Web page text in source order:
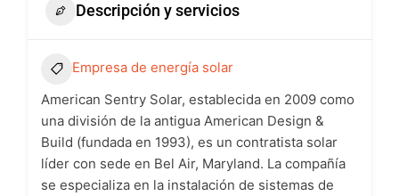
Descripción y servicios
Empresa de energía solar
American Sentry Solar, establecida en 2009 como
una división de la antigua American Design &
Build (fundada en 1993), es un contratista solar
líder con sede en Bel Air, Maryland. La compañía
se especializa en la instalación de sistemas de